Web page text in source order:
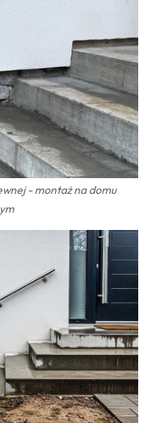
- montaż na domu